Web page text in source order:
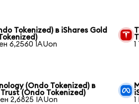
Tokenized) в iShares Gold
6,2560 IAUon
(Ondo Tokenized) в
(Ondo Tokenized)
2,6825 IAUon